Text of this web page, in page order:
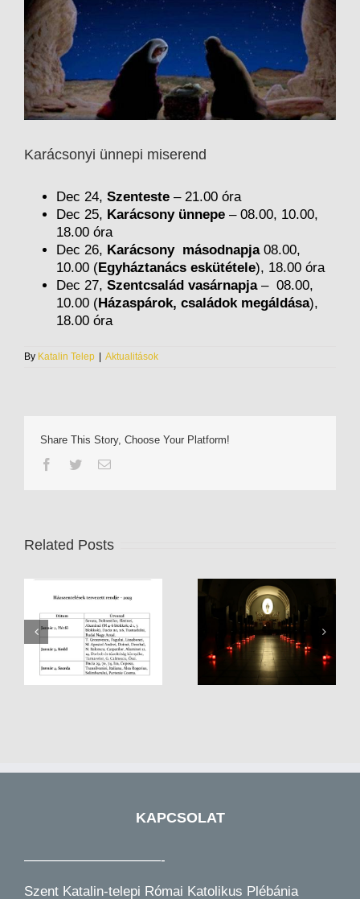
Karácsonyi ünnepi miserend
Dec 24, Szenteste – 21.00 óra
Dec 25, Karácsony ünnepe – 08.00, 10.00,
18.00 óra
Dec 26, Karácsony másodnapja08.00,
10.00 (Egyháztanács eskütétele), 18.00 óra
Dec 27, Szentcsalád vasárnapja– 08.00,
10.00 (Házaspárok, családok megáldása),
18.00 óra
By Katalin Telep | Aktualitások
Share This Story, Choose Your Platform!
Facebook
TwitterEmail
Related Posts
Rorate szentmisék
2022
Gyerekkórus
KAPCSOLAT
——————————-
Szent Katalin-telepi Római Katolikus Plébánia